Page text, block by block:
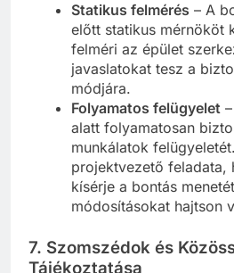
Statikus felmérés – A
előtt statikus mérnököt
felméri az épület
javaslatokat tesz a
módjára.
Folyamatos felügyelet
alatt folyamatosan
munkálatok
projektvezető feladata,
kísérje a bontás
módosításokat hajtson
7. Szomszédok és
Tájékoztatása